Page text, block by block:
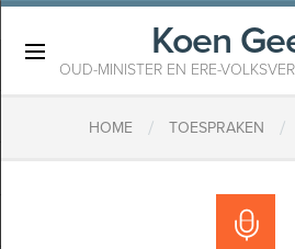
Koen
OUD-MINISTER EN ERE-
HOME / TOESPRAKEN /